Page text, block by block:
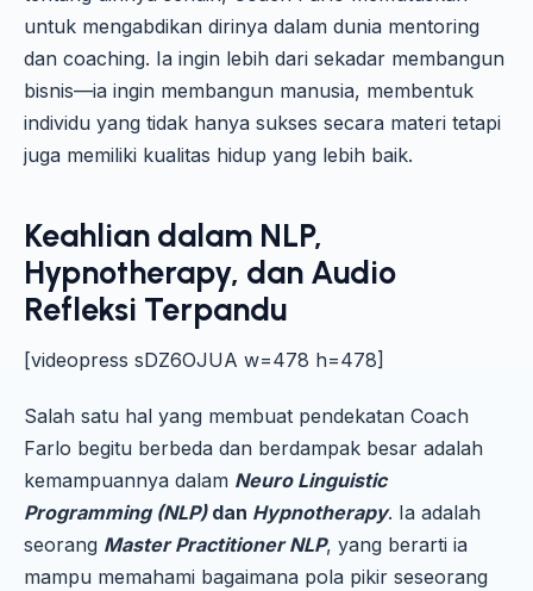
untuk mengabdikan dirinya dalam dunia mentoring
dan coaching. Ia ingin lebih dari sekadar membangun
bisnis—ia ingin membangun manusia, membentuk
individu yang tidak hanya sukses secara materi tetapi
juga memiliki kualitas hidup yang lebih baik.
Keahlian dalam NLP,
Hypnotherapy, dan Audio
Refleksi Terpandu
[videopress sDZ6OJUA w=478 h=478]
Salah satu hal yang membuat pendekatan Coach
Farlo begitu berbeda dan berdampak besar adalah
kemampuannya dalam Neuro Linguistic
Programming (NLP)dan Hypnotherapy. Ia adalah
seorang Master Practitioner NLP, yang berarti ia
mampu memahami bagaimana pola pikir seseorang